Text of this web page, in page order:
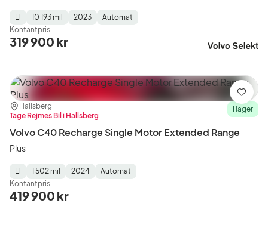
Fuel
Type:
El
Mätarställning :
10 193 mil
Model
Year:
2023
Gearbox
Type:
Automat
Kontantpris
319 900 kr
Plats:
Hallsberg
Återförsäljare:
Tage Rejmes Bil i Hallsberg
I lager
Volvo C40 Recharge Single Motor Extended Range
Plus
Fuel
Type:
El
Mätarställning:
1 502 mil
Model
Year:
2024
Gearbox
Type:
Automat
Kontantpris
419 900 kr
Spara